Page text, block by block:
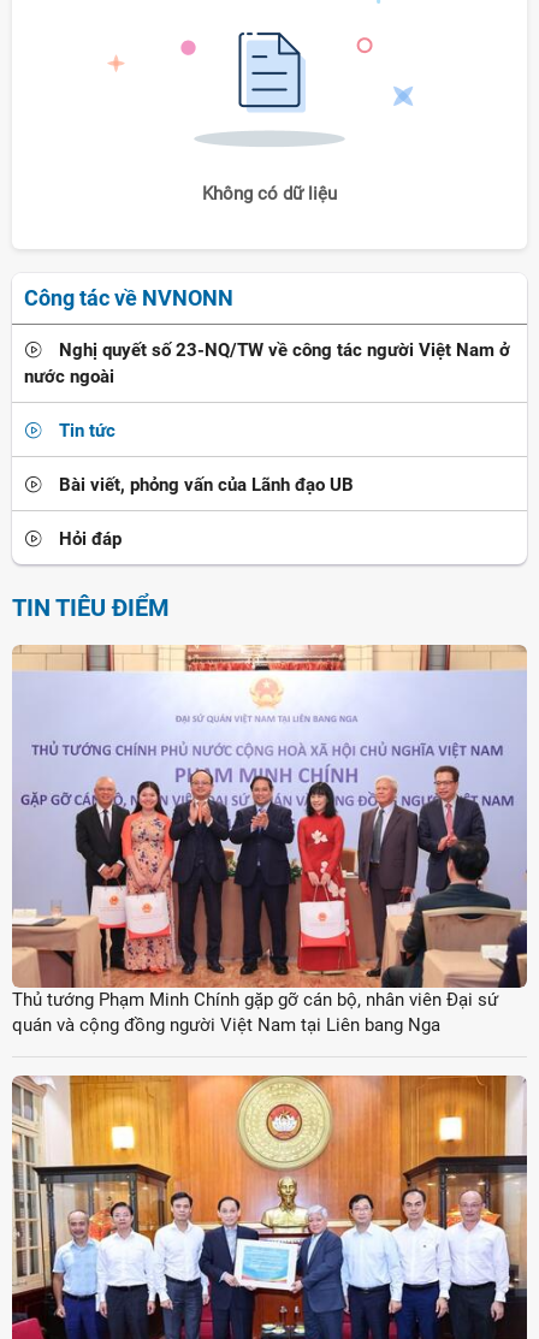
Không có dữ liệu
Công tác về NVNONN
Nghị quyết số 23-NQ/TW về công tác người Việt Nam ở
nước ngoài
Tin tức
Bài viết, phỏng vấn của Lãnh đạo UB
Hỏi đáp
TIN TIÊU ĐIỂM
Thủ tướng Phạm Minh Chính gặp gỡ cán bộ, nhân viên Đại sứ
quán và cộng đồng người Việt Nam tại Liên bang Nga